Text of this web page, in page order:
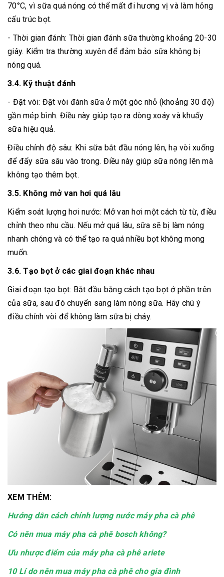
70°C, vì sữa quá nóng có thể mất đi hương vị và làm hỏng
cấu trúc bọt.
- Thời gian đánh: Thời gian đánh sữa thường khoảng 20-30
giây. Kiểm tra thường xuyên để đảm bảo sữa không bị
nóng quá.
3.4. Kỹ thuật đánh
- Đặt vòi: Đặt vòi đánh sữa ở một góc nhỏ (khoảng 30 độ)
gần mép bình. Điều này giúp tạo ra dòng xoáy và khuấy
sữa hiệu quả.
Điều chỉnh độ sâu: Khi sữa bắt đầu nóng lên, hạ vòi xuống
để đẩy sữa sâu vào trong. Điều này giúp sữa nóng lên mà
không tạo thêm bọt.
3.5. Không mở van hơi quá lâu
Kiểm soát lượng hơi nước: Mở van hơi một cách từ từ, điều
chỉnh theo nhu cầu. Nếu mở quá lâu, sữa sẽ bị làm nóng
nhanh chóng và có thể tạo ra quá nhiều bọt không mong
muốn.
3.6. Tạo bọt ở các giai đoạn khác nhau
Giai đoạn tạo bọt: Bắt đầu bằng cách tạo bọt ở phần trên
của sữa, sau đó chuyển sang làm nóng sữa. Hãy chú ý
điều chỉnh vòi để không làm sữa bị cháy.
XEM THÊM:
Hướng dẫn cách chỉnh lượng nước máy pha cà phê
Có nên mua máy pha cà phê bosch không?
Ưu nhược điểm của máy pha cà phê ariete
10 Lí do nên mua máy pha cà phê cho gia đình